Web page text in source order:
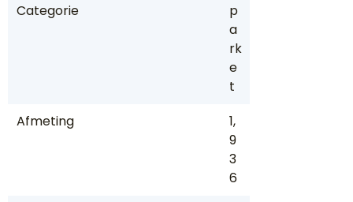
Categorie
p
a
rk
e
t
Afmeting
1,
9
3
6